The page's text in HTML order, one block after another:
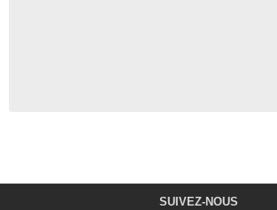
SUIVEZ-NOUS